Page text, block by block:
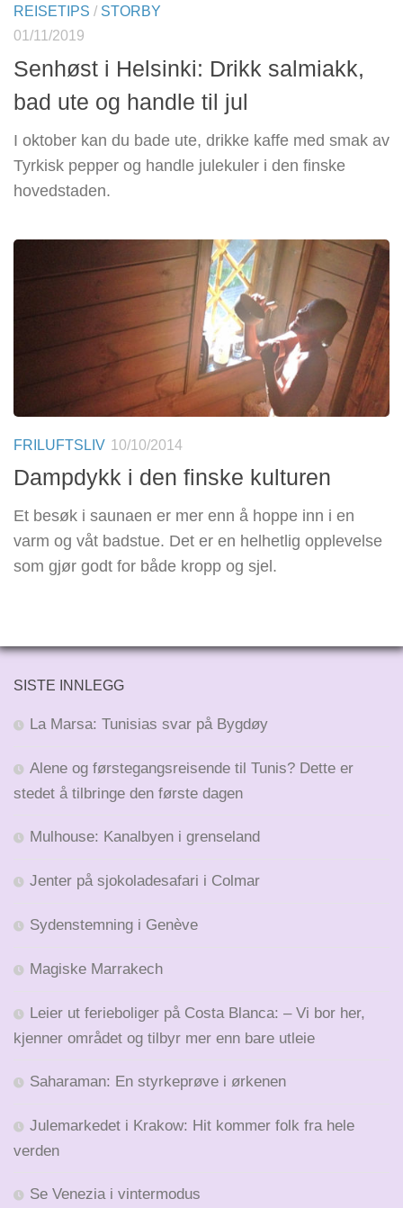
REISETIPS / STORBY
01/11/2019
Senhøst i Helsinki: Drikk salmiakk,
bad ute og handle til jul
I oktober kan du bade ute, drikke kaffe med smak av
Tyrkisk pepper og handle julekuler i den finske
hovedstaden.
FRILUFTSLIV 10/10/2014
Dampdykk i den finske kulturen
Et besøk i saunaen er mer enn å hoppe inn i en
varm og våt badstue. Det er en helhetlig opplevelse
som gjør godt for både kropp og sjel.
SISTE INNLEGG
La Marsa: Tunisias svar på Bygdøy
Alene og førstegangsreisende til Tunis? Dette er
stedet å tilbringe den første dagen
Mulhouse: Kanalbyen i grenseland
Jenter på sjokoladesafari i Colmar
Sydenstemning i Genève
Magiske Marrakech
Leier ut ferieboliger på Costa Blanca: – Vi bor her,
kjenner området og tilbyr mer enn bare utleie
Saharaman: En styrkeprøve i ørkenen
Julemarkedet i Krakow: Hit kommer folk fra hele
verden
Se Venezia i vintermodus